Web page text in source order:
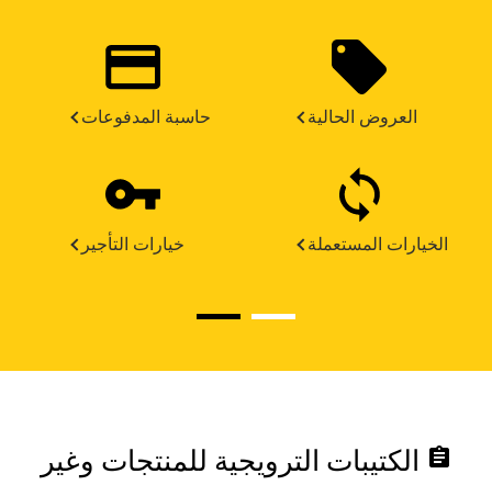
حاسبة المدفوعات العروض الحالية
خيارات التأجير الخيارات المستعملة
assignment الكتيبات الترويجية للمنتجات وغير